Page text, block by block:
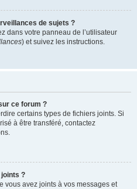
de sujets ?
dans votre panneau de l’utilisateur
) et suivez les instructions.
ce forum ?
certains types de fichiers joints. Si
à être transféré, contactez
?
vous avez joints à vos messages et